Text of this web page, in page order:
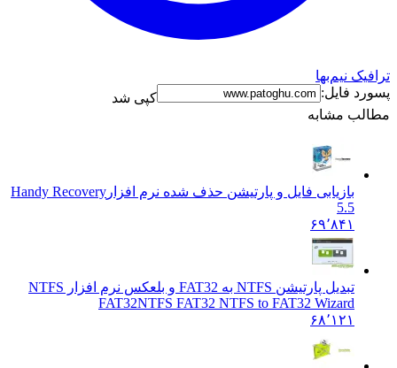
ترافیک نیم‌بها
پسورد فایل:
کپی شد
مطالب مشابه
بازیابی فایل و پارتیشن حذف شده نرم افزار Handy Recovery
5.5
۶۹٬۸۴۱
تبدیل پارتیشن NTFS به FAT32 و بلعکس نرم افزار NTFS
FAT32NTFS FAT32 NTFS to FAT32 Wizard
۶۸٬۱۲۱